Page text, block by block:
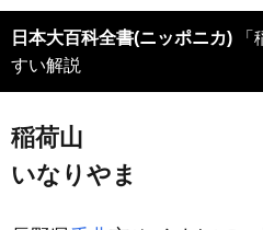
日本大百科全書(ニッポニカ)
すい解説
稲荷山
いなりやま